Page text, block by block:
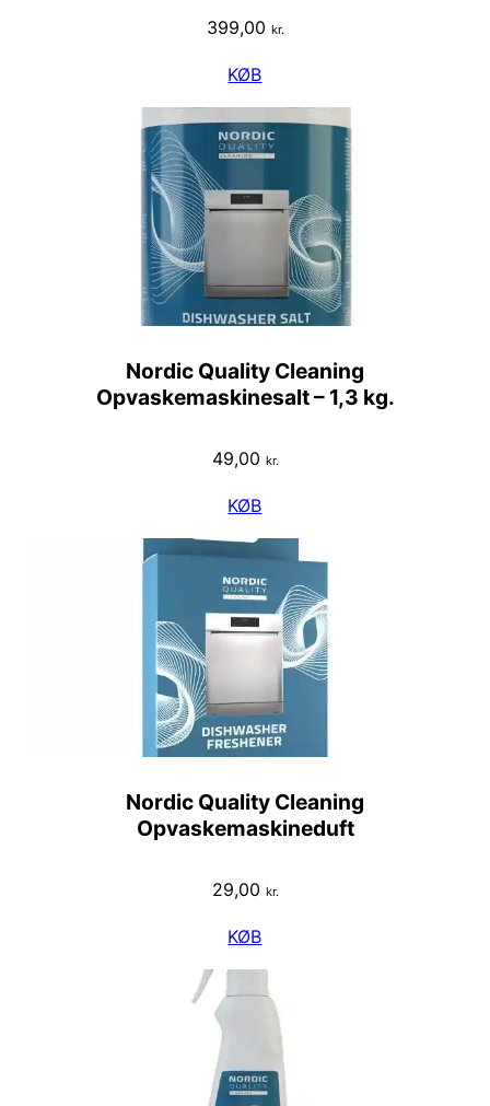
399,00 kr.
KØB
Nordic Quality Cleaning
Opvaskemaskinesalt – 1,3 kg.
49,00 kr.
KØB
Nordic Quality Cleaning
Opvaskemaskineduft
29,00 kr.
KØB